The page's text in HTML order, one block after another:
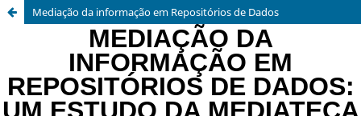
Mediação da informação em Repositórios de Dados